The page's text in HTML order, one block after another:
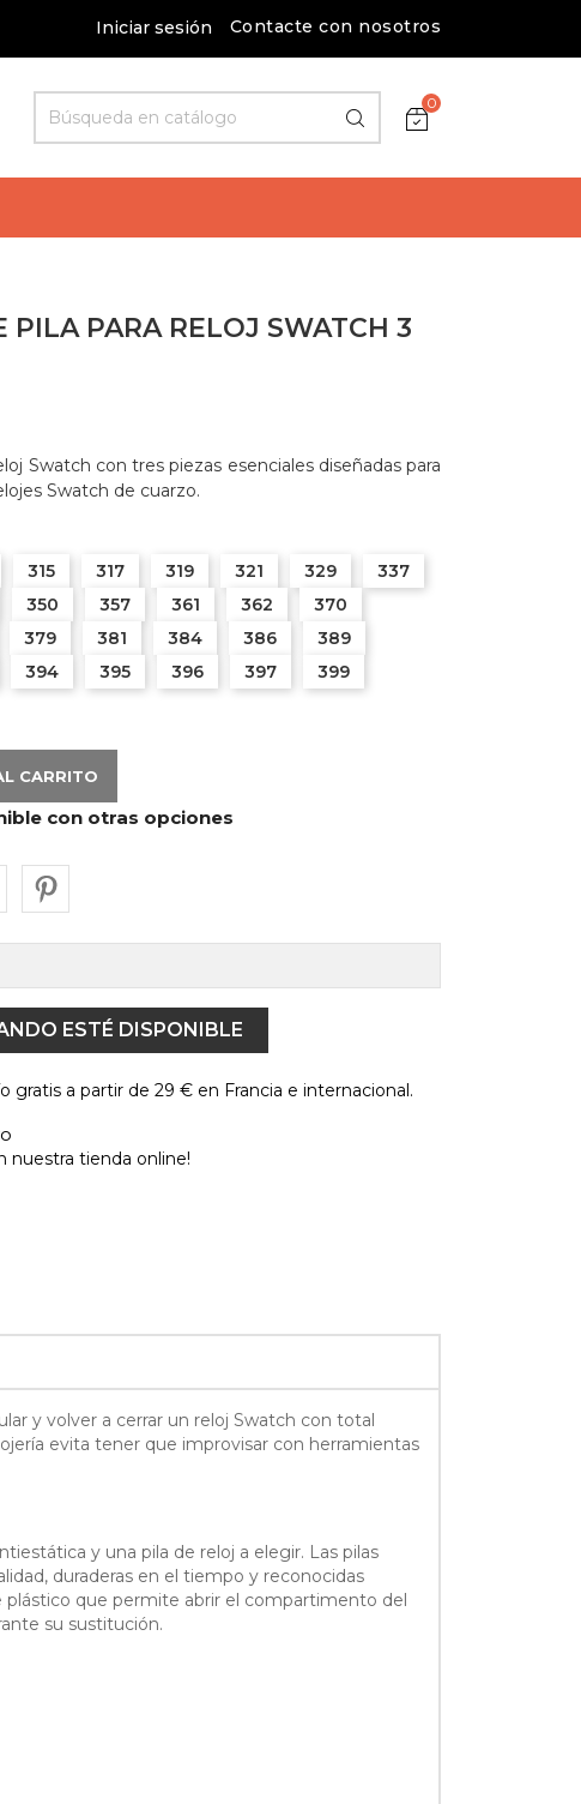
Iniciar sesión Contacte con nosotros
0
PILA PARA RELOJ SWATCH 3
Swatch con tres piezas esenciales diseñadas para
Swatch de cuarzo.
315 317 319 321 329
337
350 357 361 362
370
379 381 384 386
389
394 395 396 397 399
CARRITO
con otras opciones
ESTÉ DISPONIBLE
gratis a partir de 29 € en Francia e internacional.
nuestra tienda online!
y volver a cerrar un reloj Swatch con total
evita tener que improvisar con herramientas
y una pila de reloj a elegir. Las pilas
duraderas en el tiempo y reconocidas
plástico que permite abrir el compartimento del
su sustitución.